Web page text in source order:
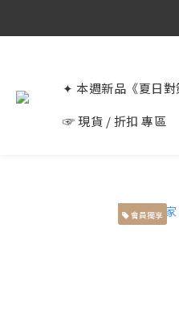
✦ 本週新品《夏日對
☞ 現貨 / 折扣 專區
會員獨享